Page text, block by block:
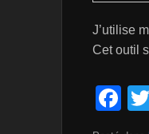
J’utilise
Cet outil
F